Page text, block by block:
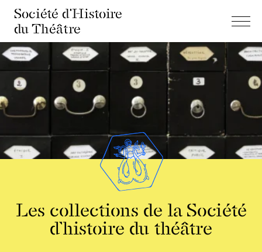
Société d'Histoire
du Théâtre
Les collections de la Société
d’histoire du théâtre